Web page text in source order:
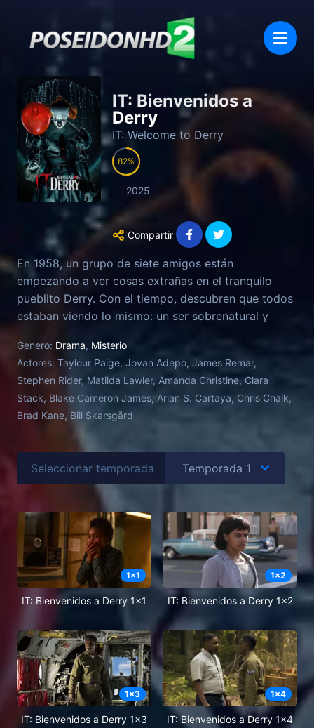
IT: Bienvenidos a
Derry
IT: Welcome to Derry
82
2025
Compartir
En 1958, un grupo de siete amigos están
empezando a ver cosas extrañas en el tranquilo
pueblito Derry. Con el tiempo, descubren que todos
estaban viendo lo mismo: un ser sobrenatural y
Genero: Drama, Misterio
Actores: Taylour Paige, Jovan Adepo, James Remar,
Stephen Rider, Matilda Lawler, Amanda Christine, Clara
Stack, Blake Cameron James, Arian S. Cartaya, Chris Chalk,
Brad Kane, Bill Skarsgård
Seleccionar temporada
1x1
IT: Bienvenidos a Derry 1x1
1x2
IT: Bienvenidos a Derry 1x2
1x3
IT: Bienvenidos a Derry 1x3
1x4
IT: Bienvenidos a Derry 1x4